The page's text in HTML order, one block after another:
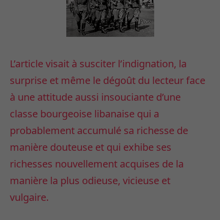
L’article visait à susciter l’indignation, la
surprise et même le dégoût du lecteur face
à une attitude aussi insouciante d’une
classe bourgeoise libanaise qui a
probablement accumulé sa richesse de
manière douteuse et qui exhibe ses
richesses nouvellement acquises de la
manière la plus odieuse, vicieuse et
vulgaire.